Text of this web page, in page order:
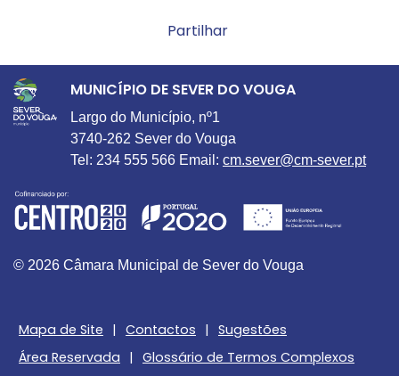
Partilhar
MUNICÍPIO DE SEVER DO VOUGA
Largo do Município, nº1
3740-262 Sever do Vouga
Tel: 234 555 566 Email: cm.sever@cm-sever.pt
© 2026 Câmara Municipal de Sever do Vouga
Mapa de Site | Contactos | Sugestões
Área Reservada | Glossário de Termos Complexos